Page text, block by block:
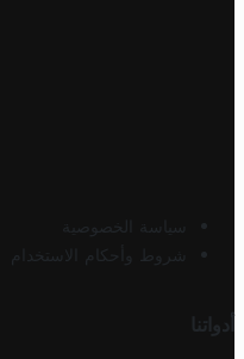
سياسة الخصوصية
شروط وأحكام الاستخدام
أدواتنا